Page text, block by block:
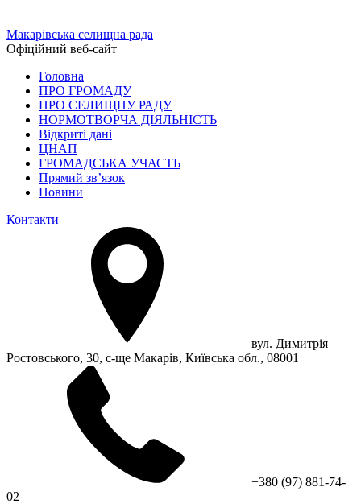
Макарівська селищна рада
Офіційний веб-сайт
Головна
ПРО ГРОМАДУ
ПРО СЕЛИЩНУ РАДУ
НОРМОТВОРЧА ДІЯЛЬНІСТЬ
Відкриті дані
ЦНАП
ГРОМАДСЬКА УЧАСТЬ
Прямий зв’язок
Новини
Контакти
вул. Димитрія
Ростовського, 30, с-ще Макарів, Київська обл., 08001
+380 (97) 881-74-
02